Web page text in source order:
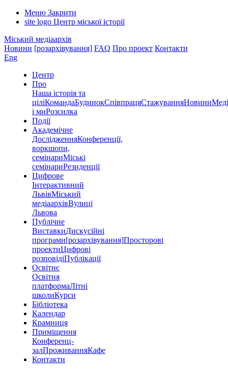
Меню Закрити
site logo Центр міської історії
Міський медіаархів
Новини [розархівування] FAQ Про проект Контакти
Eng
Центр
Про
Наша історія та
ціліКомандаБудинокСпівпрацяСтажуванняНовини
і миРозсилка
Події
Академічне
ДослідженняКонференції,
воркшопи,
семінариМіські
семінариРезиденції
Цифрове
Інтерактивний
ЛьвівМіський
медіаархівВулиці
Львова
Публічне
ВиставкиДискусійні
програми[розархівування]Просторові
проектиЦифрові
розповідіПублікації
Освітнє
Освітня
платформаЛітні
школиКурси
Бібліотека
Календар
Крамниця
Приміщення
Конференц-
залПроживанняКафе
Контакти